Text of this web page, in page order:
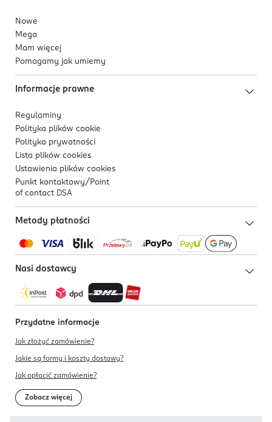
Nowe
Mega
Mam więcej
Pomagamy jak umiemy
Informacje prawne
Regulaminy
Polityka plików cookie
Polityka prywatności
Lista plików cookies
Ustawienia plików cookies
Punkt kontaktowy/ Point
of contact DSA
Metody płatności
Nasi dostawcy
Przydatne informacje
Jak złożyć zamówienie?
Jakie są formy i koszty dostawy?
Jak opłacić zamówienie?
Zobacz więcej